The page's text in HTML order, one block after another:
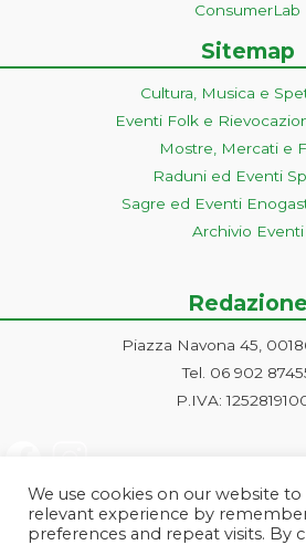
ConsumerLab
Sitemap
Cultura, Musica e
Eventi Folk e
Mostre, Mercati e
Raduni ed Eventi
Sagre ed Eventi
Archivio Eventi
Redazione
Piazza Navona 45,
Tel. 06 902
P.IVA:
We use cookies on our website
relevant experience by
preferences and repeat visits. By